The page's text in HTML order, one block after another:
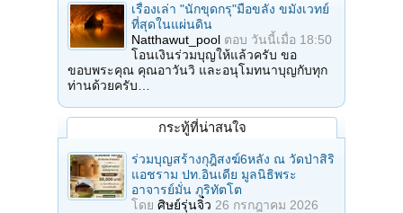
เรื่องเล่า "นักขุดกรุ"มือขลัง ขมังเวทย์
ที่สุดในแผ่นดิน
Natthawut_pool ตอบ วันนี้เมื่อ 18:50
โอนเงินร่วมบุญให้แล้วครับ ขอ
ขอบพระคุณ คุณอาวันวิ และอนุโมทนาบุญกับทุก
ท่านด้วยครับ…
กระทู้ที่น่าสนใจ
ร่วมบุญสร้างกุฎิสงฆ์6หลัง ณ วัดป่าสิริ
แอชราม ปท.อินเดีย มูลนิธิพระ
อาจารย์มั่น ภูริทัตโต
โดย ศิษย์รุ่นจิ๋ว 26 กรกฎาคม 2026